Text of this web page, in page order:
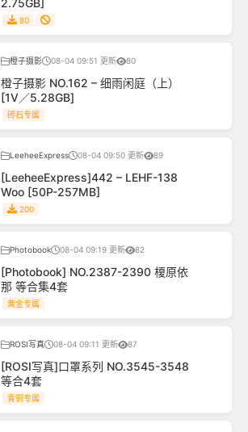
2.75GB]
80
橙子摄影 08-04 09:51 更新 80
橙子摄影 NO.162 – 细雨闲庭（上）
[1V／5.28GB]
砖石专属
LeeheeExpress 08-04 09:50 更新 89
[LeeheeExpress]442 – LEHF-138
Woo [50P-257MB]
200
Photobook 08-04 09:19 更新 82
[Photobook] NO.2387-2390 榎原依
那 等合集4套
黄金专属
ROSI写真 08-04 09:11 更新 87
[ROSI写真]口罩系列 NO.3545-3548
等合4套
青铜专属